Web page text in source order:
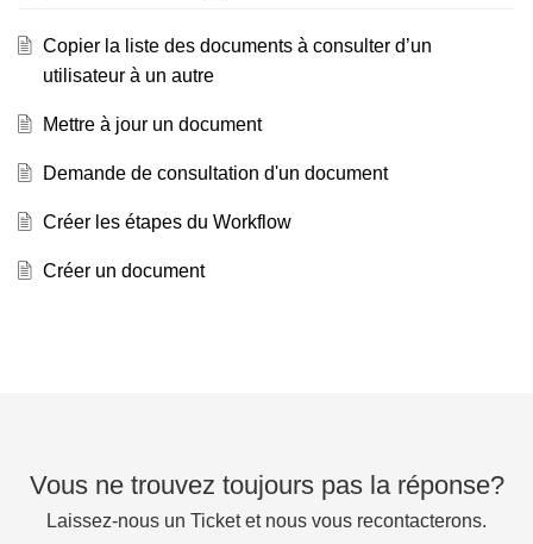
Copier la liste des documents à consulter d’un
utilisateur à un autre
Mettre à jour un document
Demande de consultation d'un document
Créer les étapes du Workflow
Créer un document
Vous ne trouvez toujours pas la réponse?
Laissez-nous un Ticket et nous vous recontacterons.